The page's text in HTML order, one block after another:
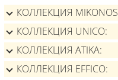
КОЛЛЕКЦИЯ MIKONOS
КОЛЛЕКЦИЯ UNICO
КОЛЛЕКЦИЯ ATIKA
КОЛЛЕКЦИЯ EFFICO